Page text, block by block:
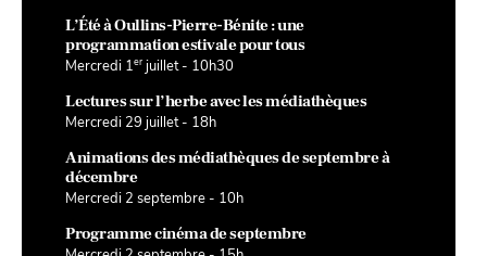
L’Été à Oullins-Pierre-Bénite : une
programmation estivale pour tous
Mercredi 1er juillet - 10h30
Lectures sur l’herbe avec les médiathèques
Mercredi 29 juillet - 18h
Animations des médiathèques de septembre à
décembre
Mercredi 2 septembre - 10h
Programme cinéma de septembre